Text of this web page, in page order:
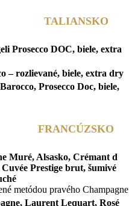
TALIANSKO
Prosecco DOC, biele, extra
– rozlievané, biele, extra dry
Prosecco Doc, biele,
FRANCÚZSKO
Muré, Alsasko, Crémant d
Cuvée Prestige brut, šumivé
metódou pravého Champagne
Laurent Lequart, Rosé